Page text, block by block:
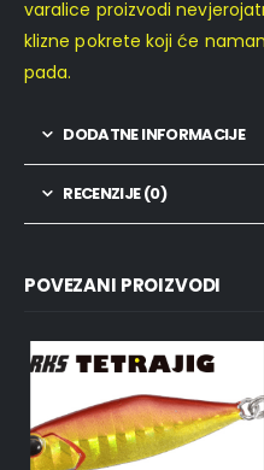
varalice proizvodi
klizne pokrete koji će
pada.
DODATNE INFORMACIJE
RECENZIJE (0)
POVEZANI PROIZVODI